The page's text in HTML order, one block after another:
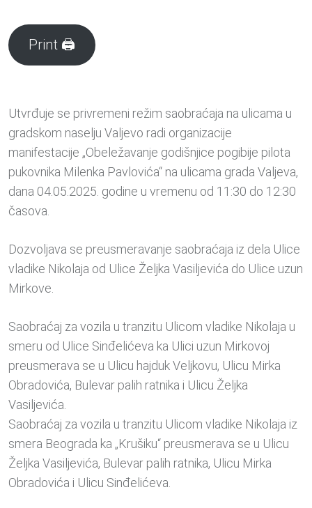
Print 🖨
Utvrđuje se privremeni režim saobraćaja na ulicama u
gradskom naselju Valjevo radi organizacije
manifestacije „Obeležavanje godišnjice pogibije pilota
pukovnika Milenka Pavlovića“ na ulicama grada Valjeva,
dana 04.05.2025. godine u vremenu od 11:30 do 12:30
časova.
Dozvoljava se preusmeravanje saobraćaja iz dela Ulice
vladike Nikolaja od Ulice Željka Vasiljevića do Ulice uzun
Mirkove.
Saobraćaj za vozila u tranzitu Ulicom vladike Nikolaja u
smeru od Ulice Sinđelićeva ka Ulici uzun Mirkovoj
preusmerava se u Ulicu hajduk Veljkovu, Ulicu Mirka
Obradovića, Bulevar palih ratnika i Ulicu Željka
Vasiljevića.
Saobraćaj za vozila u tranzitu Ulicom vladike Nikolaja iz
smera Beograda ka „Krušiku“ preusmerava se u Ulicu
Željka Vasiljevića, Bulevar palih ratnika, Ulicu Mirka
Obradovića i Ulicu Sinđelićeva.